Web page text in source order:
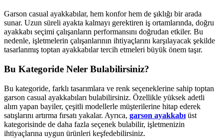
Garson casual ayakkabılar, hem konfor hem de şıklığı bir arada
sunar. Uzun süreli ayakta kalmayı gerektiren iş ortamlarında, doğru
ayakkabı seçimi çalışanların performansını doğrudan etkiler. Bu
nedenle, işletmelerin çalışanlarının ihtiyaçlarını karşılayacak şekilde
tasarlanmış toptan ayakkabılar tercih etmeleri büyük önem taşır.
Bu Kategoride Neler Bulabilirsiniz?
Bu kategoride, farklı tasarımlara ve renk seçeneklerine sahip toptan
garson casual ayakkabıları bulabilirsiniz. Özellikle yüksek adetli
alım yapan bayiler, çeşitli modellerle müşterilerine hitap ederek
satışlarını artırma fırsatı yakalar. Ayrıca, garson ayakkabı üst
kategorisinde de daha fazla seçenek bulabilir, işletmenizin
ihtiyaçlarına uygun ürünleri keşfedebilirsiniz.